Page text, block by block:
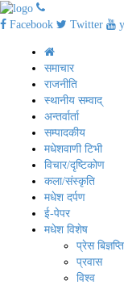
Facebook Twitter
समाचार
राजनीति
स्थानीय सम्वाद्
अन्तर्वार्ता
सम्पादकीय
मधेशवाणी टिभी
विचार/दृष्टिकोण
कला/संस्कृति
मधेश दर्पण
ई-पेपर
मधेश विशेष
प्रेस बिज्ञप्ति
प्रवास
विश्व